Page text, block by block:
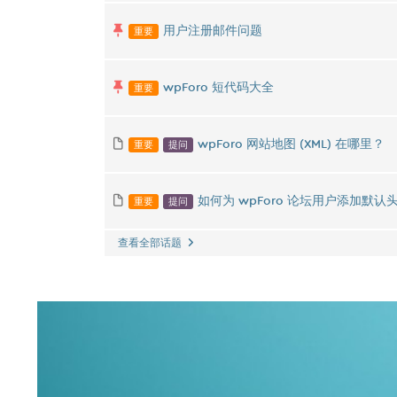
重要 用户注册邮件问题
重要 wpForo 短代码大全
重要 提问 wpForo 网站地图 (XML) 在哪里？
重要 提问 如何为 wpForo 论坛用户添加默认
查看全部话题